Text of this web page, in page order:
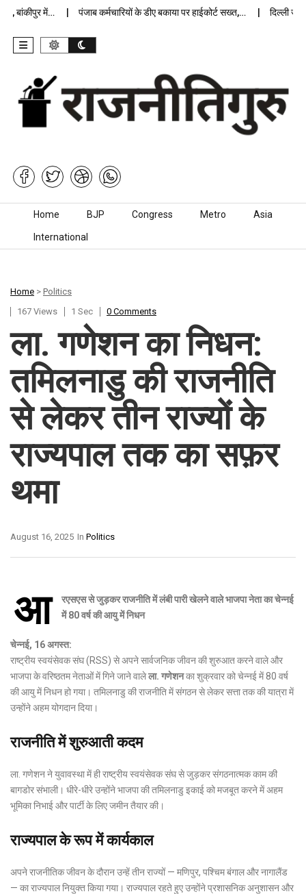
बांकीपुर में… पंजाब कर्मचारियों के डीए बकाया पर हाईकोर्ट सख्त,… दिल्ली जेलों
Skip to content
Home BJP Congress Metro Asia
International
Home > Politics
167 Views
1 Sec 0 Comments
ला. गणेशन का निधन:
तमिलनाडु की राजनीति
से लेकर तीन राज्यों के
राज्यपाल तक का सफ़र
थमा
In Politics
August 16, 2025
आ
रएसएस से जुड़कर राजनीति में लंबी पारी खेलने वाले भाजपा नेता का चेन्नई
में 80 वर्ष की आयु में निधन
चेन्नई, 16 अगस्त:
राष्ट्रीय स्वयंसेवक संघ (RSS) से अपने सार्वजनिक जीवन की शुरुआत करने वाले और
भाजपा के वरिष्ठतम नेताओं में गिने जाने वालेला. गणेशनका शुक्रवार को चेन्नई में 80 वर्ष
की आयु में निधन हो गया। तमिलनाडु की राजनीति में संगठन से लेकर सत्ता तक की यात्रा में
उन्होंने अहम योगदान दिया।
राजनीति में शुरुआती कदम
ला. गणेशन ने युवावस्था में ही राष्ट्रीय स्वयंसेवक संघ से जुड़कर संगठनात्मक काम की
बागडोर संभाली। धीरे-धीरे उन्होंने भाजपा की तमिलनाडु इकाई को मजबूत करने में अहम
भूमिका निभाई और पार्टी के लिए जमीन तैयार की।
राज्यपाल के रूप में कार्यकाल
अपने राजनीतिक जीवन के दौरान उन्हें तीन राज्यों — मणिपुर, पश्चिम बंगाल और नागालैंड
— का राज्यपाल नियुक्त किया गया। राज्यपाल रहते हुए उन्होंने प्रशासनिक अनुशासन और